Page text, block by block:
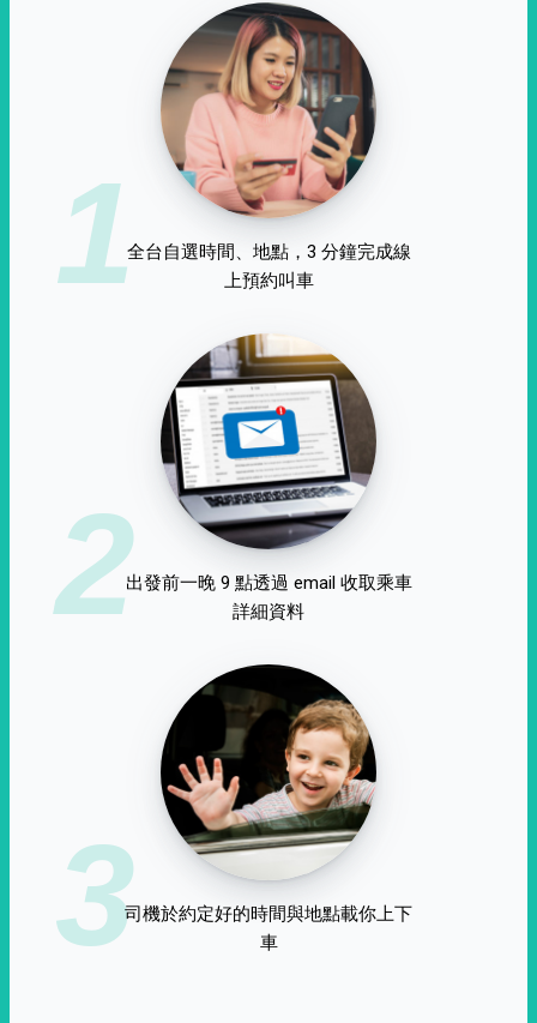
1全台自選時間、地點，3 分鐘完成線
上預約叫車
2出發前一晚 9 點透過 email 收取乘車
詳細資料
3司機於約定好的時間與地點載你上下
車